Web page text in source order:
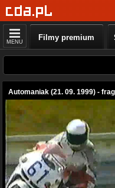
MENU Filmy premium
Automaniak (21. 09. 1999) -